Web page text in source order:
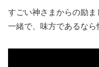
すごい神さまからの励
一緒で、味方であるなら